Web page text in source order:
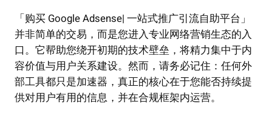
「购买 Google Adsense| 一站式推广引流自助平台」
并非简单的交易，而是您进入专业网络营销生态的入
口。它帮助您绕开初期的技术壁垒，将精力集中于内
容价值与用户关系建设。然而，请务必记住：任何外
部工具都只是加速器，真正的核心在于您能否持续提
供对用户有用的信息，并在合规框架内运营。